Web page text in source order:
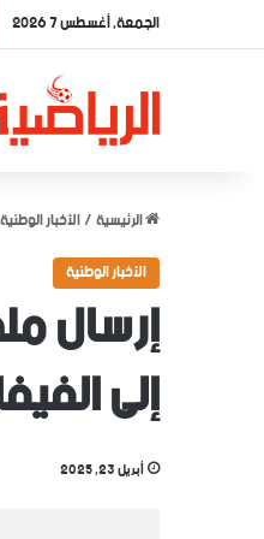
الجمعة, أغسطس 7 2026
الرئيسية/الأخبار الوطنية
الأخبار الوطنية
إرسال
إلى
أبريل 23, 2025